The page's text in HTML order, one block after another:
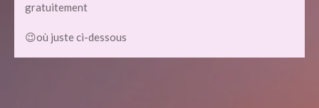
gratuitement
😉où juste ci-dessous